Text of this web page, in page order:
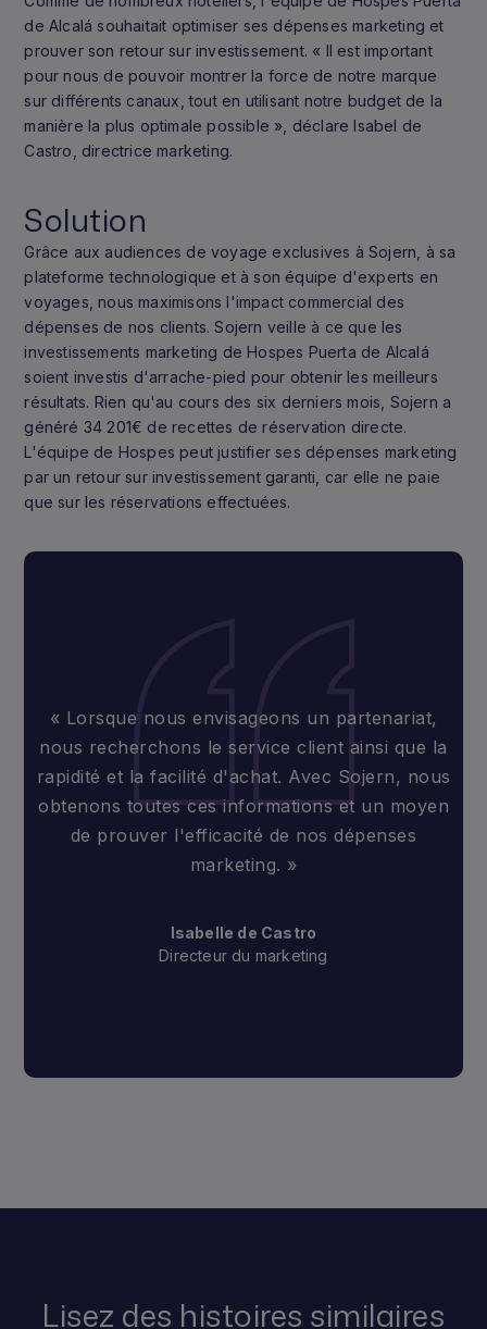
de Alcalá souhaitait optimiser ses dépenses marketing et
prouver son retour sur investissement. « Il est important
pour nous de pouvoir montrer la force de notre marque
sur différents canaux, tout en utilisant notre budget de la
manière la plus optimale possible », déclare Isabel de
Castro, directrice marketing.
Solution
Grâce aux audiences de voyage exclusives à Sojern, à sa
plateforme technologique et à son équipe d'experts en
voyages, nous maximisons l'impact commercial des
dépenses de nos clients. Sojern veille à ce que les
investissements marketing de Hospes Puerta de Alcalá
soient investis d'arrache-pied pour obtenir les meilleurs
résultats. Rien qu'au cours des six derniers mois, Sojern a
généré 34 201€ de recettes de réservation directe.
L'équipe de Hospes peut justifier ses dépenses marketing
par un retour sur investissement garanti, car elle ne paie
que sur les réservations effectuées.
« Lorsque nous envisageons un partenariat,
nous recherchons le service client ainsi que la
rapidité et la facilité d'achat. Avec Sojern, nous
obtenons toutes ces informations et un moyen
de prouver l'efficacité de nos dépenses
marketing. »
Isabelle de Castro
Directeur du marketing
Lisez des histoires similaires